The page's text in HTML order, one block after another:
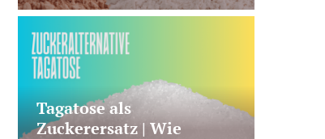
Tagatose als
Zuckerersatz | Wie